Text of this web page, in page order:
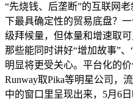
“先烧钱、后垄断”的互联网
下最具确定性的贸易底盘？
级拜候量，但体量和增速取
那些能同时讲好“增加故事”
明显将更受关心。平台化的
Runway取Pika等明星公司，
中的窗口里呈现出来，5月6